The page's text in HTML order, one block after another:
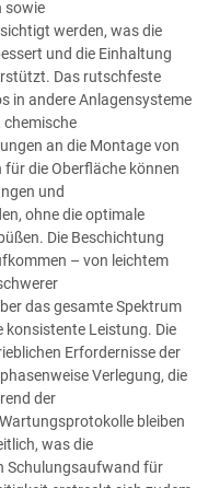
sowie
werden, was die
und die Einhaltung
Das rutschfeste
in andere Anlagensysteme
chemische
an die Montage von
die Oberfläche können
und
ohne die optimale
Die Beschichtung
– von leichtem
das gesamte Spektrum
konsistente Leistung. Die
Erfordernisse der
Verlegung, die
der
bleiben
was die
Schulungsaufwand für